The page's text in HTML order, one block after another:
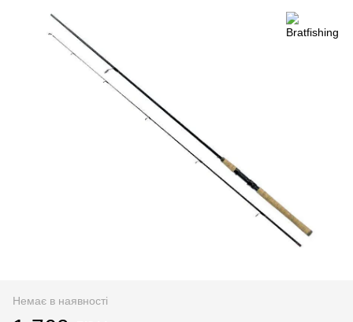
Немає в наявності